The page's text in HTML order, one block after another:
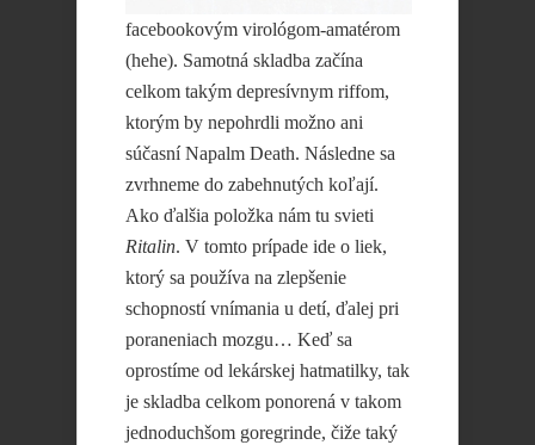
facebookovým virológom-amatérom
(hehe). Samotná skladba začína
celkom takým depresívnym riffom,
ktorým by nepohrdli možno ani
súčasní Napalm Death. Následne sa
zvrhneme do zabehnutých koľají.
Ako ďalšia položka nám tu svieti
Ritalin. V tomto prípade ide o liek,
ktorý sa používa na zlepšenie
schopností vnímania u detí, ďalej pri
poraneniach mozgu… Keď sa
oprostíme od lekárskej hatmatilky, tak
je skladba celkom ponorená v takom
jednoduchšom goregrinde, čiže taký